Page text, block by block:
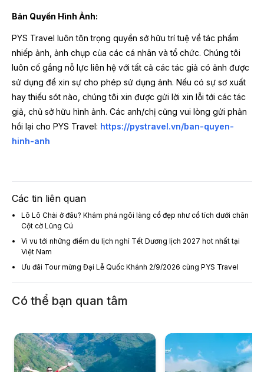
Bản Quyền Hình Ảnh:
PYS Travel luôn tôn trọng quyền sở hữu trí tuệ về tác phẩm
nhiếp ảnh, ảnh chụp của các cá nhân và tổ chức. Chúng tôi
luôn cố gắng nỗ lực liên hệ với tất cả các tác giả có ảnh được
sử dụng để xin sự cho phép sử dụng ảnh. Nếu có sự sơ xuất
hay thiếu sót nào, chúng tôi xin được gửi lời xin lỗi tới các tác
giả, chủ sở hữu hình ảnh. Các anh/chị cũng vui lòng gửi phản
hồi lại cho PYS Travel: https://pystravel.vn/ban-quyen-
hinh-anh
Các tin liên quan
Lô Lô Chải ở đâu? Khám phá ngôi làng cổ đẹp như cổ tích dưới chân
Cột cờ Lũng Cú
Vi vu tới những điểm du lịch nghỉ Tết Dương lịch 2027 hot nhất tại
Việt Nam
Ưu đãi Tour mừng Đại Lễ Quốc Khánh 2/9/2026 cùng PYS Travel
Có thể bạn quan tâm